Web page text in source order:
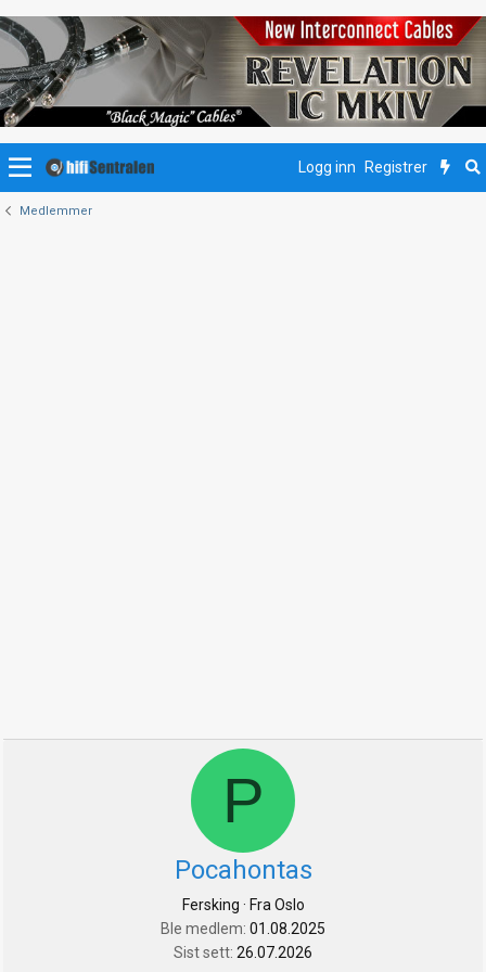
Logg inn Registrer
Medlemmer
P
Pocahontas
Fersking · FraOslo
Ble medlem 01.08.2025
Sist sett 26.07.2026